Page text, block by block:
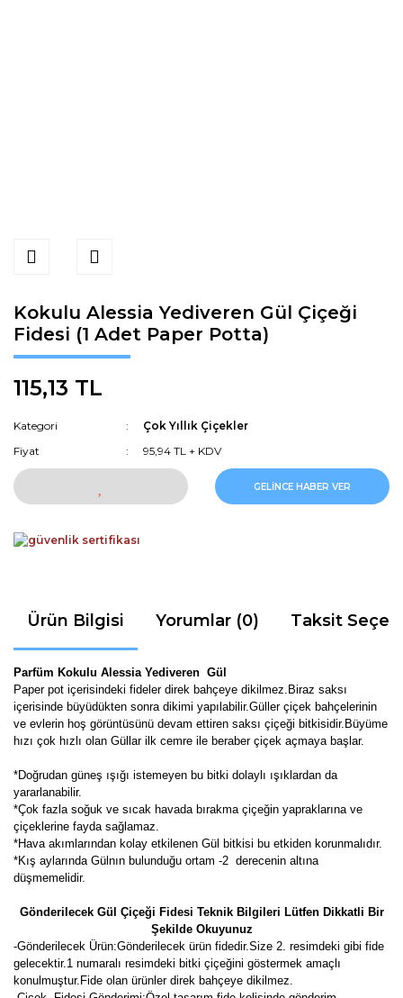
Kokulu Alessia Yediveren Gül Çiçeği
Fidesi (1 Adet Paper Potta)
115,13 TL
Kategori
Çok Yıllık Çiçekler
Fiyat
95,94 TL + KDV
GELİNCE HABER VER
Ürün Bilgisi Yorumlar (0) Taksit
Parfüm Kokulu Alessia Yediveren Gül
Paper pot içerisindeki fideler direk bahçeye dikilmez.Biraz saksı
içerisinde büyüdükten sonra dikimi yapılabilir.Güller çiçek bahçelerinin
ve evlerin hoş görüntüsünü devam ettiren saksı çiçeği bitkisidir.Büyüme
hızı çok hızlı olan Güllar ilk cemre ile beraber çiçek açmaya başlar.
*Doğrudan güneş ışığı istemeyen bu bitki dolaylı ışıklardan da
yararlanabilir.
*Çok fazla soğuk ve sıcak havada bırakma çiçeğin yapraklarına ve
çiçeklerine fayda sağlamaz.
*Hava akımlarından kolay etkilenen Gül bitkisi bu etkiden korunmalıdır.
*Kış aylarında Gülnın bulunduğu ortam -2 derecenin altına
düşmemelidir.
Gönderilecek Gül Çiçeği Fidesi Teknik Bilgileri Lütfen Dikkatli Bir
Şekilde Okuyunuz
-Gönderilecek Ürün:Gönderilecek ürün fidedir.Size 2. resimdeki gibi fide
gelecektir. 1 numaralı resimdeki bitki çiçeğini göstermek amaçlı
konulmuştur.Fide olan ürünler direk bahçeye dikilmez.